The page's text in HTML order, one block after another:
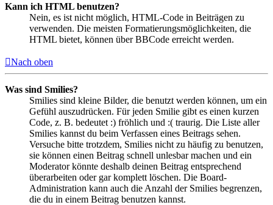
Kann ich HTML benutzen?
Nein, es ist nicht möglich, HTML-Code in Beiträgen zu
verwenden. Die meisten Formatierungsmöglichkeiten, die
HTML bietet, können über BBCode erreicht werden.
Nach oben
Was sind Smilies?
Smilies sind kleine Bilder, die benutzt werden können, um ein
Gefühl auszudrücken. Für jeden Smilie gibt es einen kurzen
Code, z. B. bedeutet :) fröhlich und :( traurig. Die Liste aller
Smilies kannst du beim Verfassen eines Beitrags sehen.
Versuche bitte trotzdem, Smilies nicht zu häufig zu benutzen,
sie können einen Beitrag schnell unlesbar machen und ein
Moderator könnte deshalb deinen Beitrag entsprechend
überarbeiten oder gar komplett löschen. Die Board-
Administration kann auch die Anzahl der Smilies begrenzen,
die du in einem Beitrag benutzen kannst.